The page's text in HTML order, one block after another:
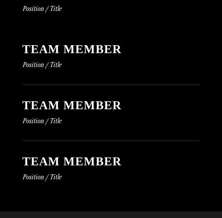
Position / Title
TEAM MEMBER
Position / Title
TEAM MEMBER
Position / Title
TEAM MEMBER
Position / Title